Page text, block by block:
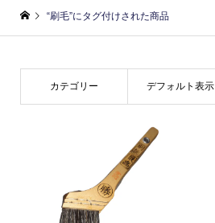
“刷毛”にタグ付けされた商品
カテゴリー デフォルト表示